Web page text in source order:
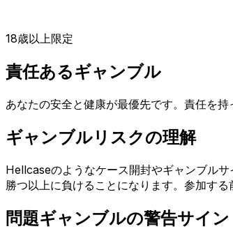
18歳以上限定
責任あるギャンブル
あなたの安全と健康が最優先です。責任を
ギャンブルリスクの理解
Hellcaseのようなケース開封やギャンブル
勝つ以上に負けることになります。参加する
問題ギャンブルの警告サイン